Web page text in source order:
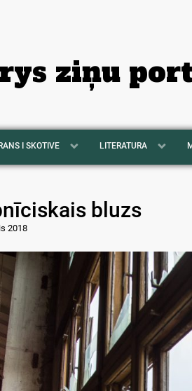
ziņu
I SKOTIVE LITERATURA
bluzs
2018